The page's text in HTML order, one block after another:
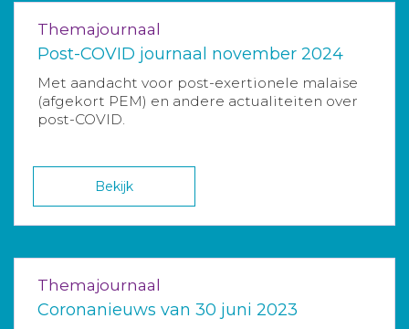
Themajournaal
Post-COVID journaal november 2024
Met aandacht voor post-exertionele malaise
(afgekort PEM) en andere actualiteiten over
post-COVID.
Bekijk
Themajournaal
Coronanieuws van 30 juni 2023